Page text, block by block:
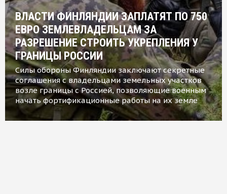
ВЛАСТИ ФИНЛЯНДИИ ЗАПЛАТЯТ ПО 750
ЕВРО ЗЕМЛЕВЛАДЕЛЬЦАМ ЗА
РАЗРЕШЕНИЕ СТРОИТЬ УКРЕПЛЕНИЯ У
ГРАНИЦЫ РОССИИ
Силы обороны Финляндии заключают секретные
соглашения с владельцами земельных участков
возле границы с Россией, позволяющие военным
начать фортификационные работы на их земле